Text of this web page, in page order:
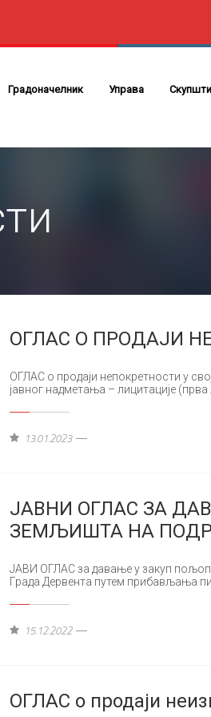
Градоначелник Управа
ОГЛАС О ПРОДАЈИ
ОГЛАС о продаји непокретности у
јавног надметања – лицитације (прва
13.01.2023
ЈАВНИ ОГЛАС ЗА
ЗЕМЉИШТА НА
ЈАВИ ОГЛАС за давање у закуп
Града Дервента путем прибављања
15.12.2022
ОГЛАС о продаји